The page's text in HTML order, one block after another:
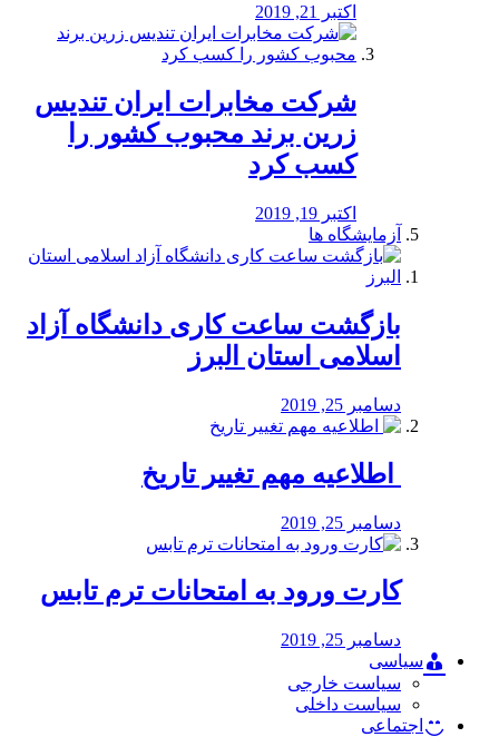
اکتبر 21, 2019
شرکت مخابرات ایران تندیس
زرین برند محبوب کشور را
کسب کرد
اکتبر 19, 2019
آزمایشگاه ها
بازگشت ساعت کاری دانشگاه آزاد
اسلامی استان البرز
دسامبر 25, 2019
️ اطلاعیه مهم تغییر تاریخ
دسامبر 25, 2019
کارت ورود به امتحانات ترم تابس
دسامبر 25, 2019
سیاسی
سیاست خارجی
سیاست داخلی
اجتماعی